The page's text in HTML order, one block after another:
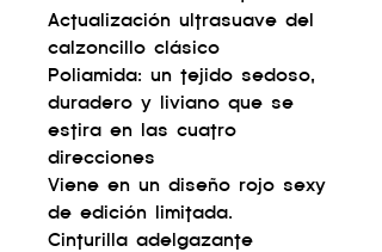
Actualización ultrasuave del
calzoncillo clásico
Poliamida: un tejido sedoso,
duradero y liviano que se
estira en las cuatro
direcciones
Viene en un diseño rojo sexy
de edición limitada.
Cinturilla adelgazante